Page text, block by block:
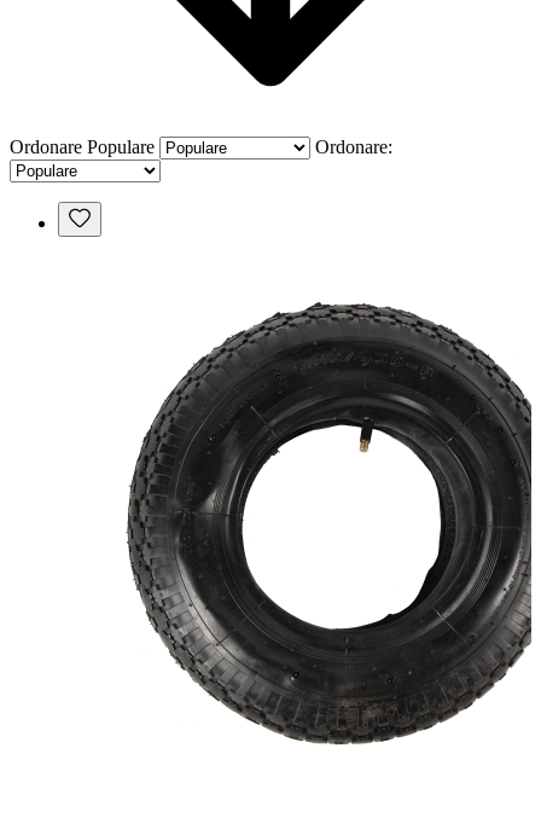
Ordonare Populare Ordonare: